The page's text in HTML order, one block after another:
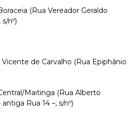
(Rua Vereador Geraldo
nº)
de Carvalho (Rua Epiphânio
Maitinga (Rua Alberto
Rua 14 –, s/nº)